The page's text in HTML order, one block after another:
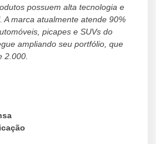
possuem alta tecnologia e
A marca atualmente atende 90%
picapes e SUVs do
ampliando seu portfólio, que
2.000.